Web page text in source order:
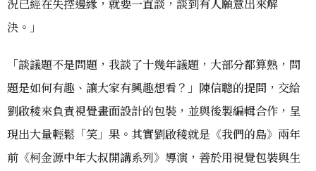
況已經在失控邊緣，就要一直談，談到有人願意出來解
決。」
「談議題不是問題，我談了十幾年議題，大部分都算熟，問
題是如何有趣、讓大家有興趣想看？」陳信聰的提問，交給
劉啟稜來負責視覺畫面設計的包裝，並與後製編輯合作，呈
現出大量輕鬆「笑」果。其實劉啟稜就是《我們的島》兩年
前《柯金源中年大叔開講系列》導演，善於用視覺包裝與生